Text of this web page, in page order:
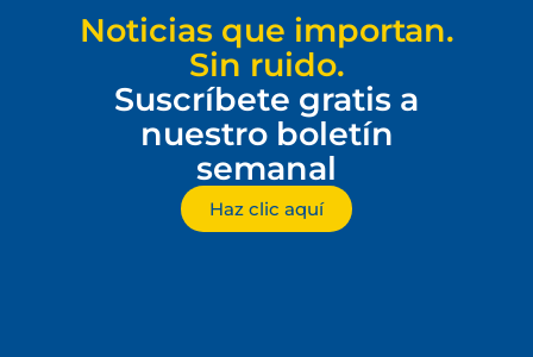
Noticias que importan.
Sin ruido.
Suscríbete gratis a
nuestro boletín
semanal
Haz clic aquí